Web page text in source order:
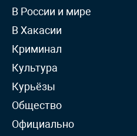
В России и мире
В Хакасии
Криминал
Культура
Курьёзы
Общество
Официально